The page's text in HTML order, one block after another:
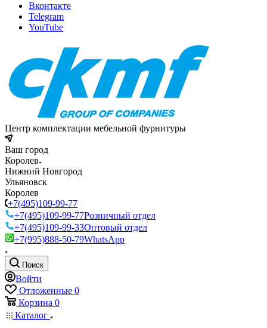
Вконтакте
Telegram
YouTube
Центр комплектации мебельной фурнитуры
Ваш город
Королев
Нижний Новгород
Ульяновск
Королев
+7(495)109-99-77
+7(495)109-99-77Розничный отдел
+7(495)109-99-33Оптовый отдел
+7(995)888-50-79WhatsApp
Поиск
Войти
Отложенные 0
Корзина 0
Каталог